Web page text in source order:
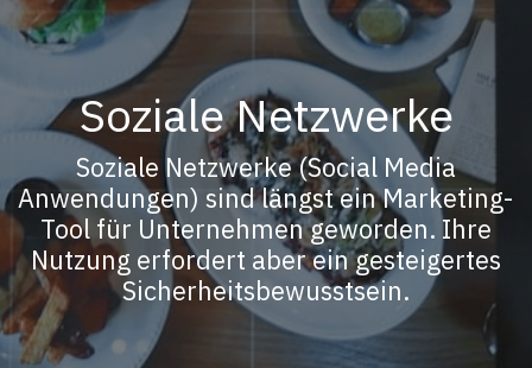
Soziale Netzwerke
Soziale Netzwerke (Social Media
Anwendungen) sind längst ein Marketing-
Tool für Unternehmen geworden. Ihre
Nutzung erfordert aber ein gesteigertes
Sicherheitsbewusstsein.